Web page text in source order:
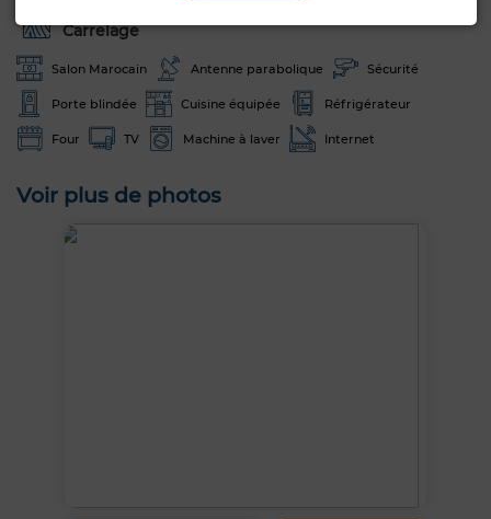
Carrelage
Salon Marocain Antenne parabolique Sécurité
Porte blindée Cuisine équipée Réfrigérateur
Four TV Machine à laver Internet
Voir plus de photos